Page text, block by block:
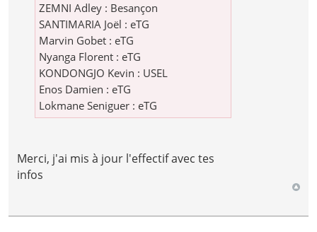
ZEMNI Adley : Besançon
SANTIMARIA Joël : eTG
Marvin Gobet : eTG
Nyanga Florent : eTG
KONDONGJO Kevin : USEL
Enos Damien : eTG
Lokmane Seniguer : eTG
Merci, j'ai mis à jour l'effectif avec tes
infos